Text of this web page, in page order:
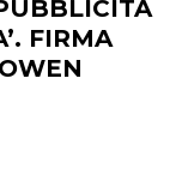
FIRMA